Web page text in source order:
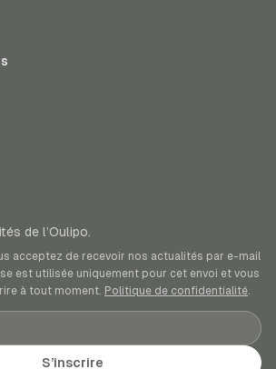
de l’Oulipo.
acceptez de recevoir nos actualités par e-mail
est utilisée uniquement pour cet envoi et vous
à tout moment. Politique de confidentialité.
S’inscrire